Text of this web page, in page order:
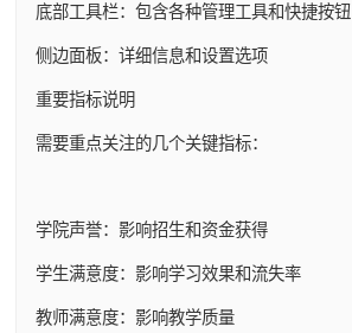
底部工具栏：包含各种管理工具和快捷按钮
侧边面板：详细信息和设置选项
重要指标说明
需要重点关注的几个关键指标：
学院声誉：影响招生和资金获得
学生满意度：影响学习效果和流失率
教师满意度：影响教学质量